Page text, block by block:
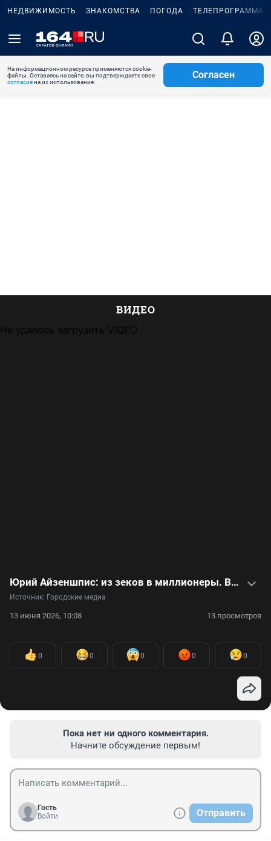
НЕДВИЖИМОСТЬ ЗНАКОМСТВА ПОГОДА ТЕЛЕПРОГРАММА
На информационном ресурсе применяются cookie-
файлы. Оставаясь на сайте, вы подтверждаете свое
согласиена их использование.
Согласен
ВИДЕО
Не удалось загрузить VIQEO
Юрий Айзеншпис: из зеков в миллионеры. Видеоистория человека, создавшего феномен русского шоу-бизнеса 90-х
Источник: Городские медиа
13 июня 2026, 10:08 13 просмотров
0 0 0 0 0
Пока нет ни одного комментария.
Начните обсуждение первым!
Гость
Войти
Отправить